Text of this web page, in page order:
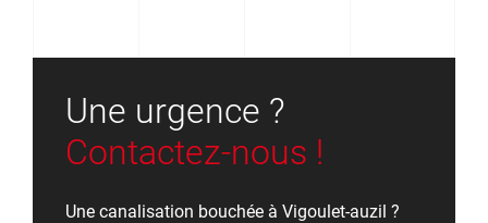
Une urgence ?
Contactez-nous !
Une canalisation bouchée à Vigoulet-auzil ?